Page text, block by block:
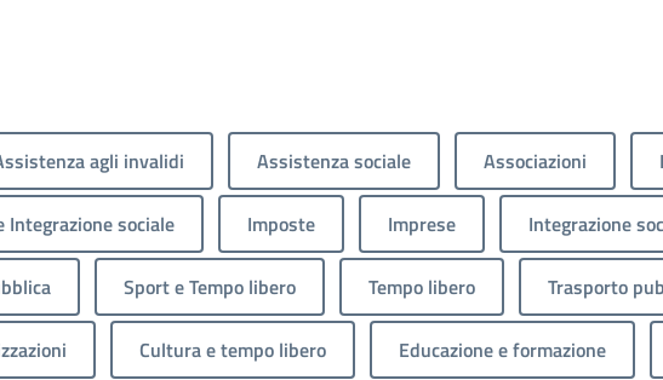
agli invalidi Assistenza sociale Associazioni
Integrazione sociale Imposte Imprese Integrazione
Sport e Tempo libero Tempo libero Trasporto
Cultura e tempo libero Educazione e formazione